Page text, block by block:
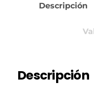
Descripción
Descripción